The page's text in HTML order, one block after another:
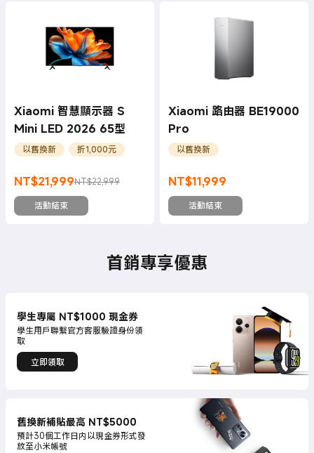
Xiaomi 智慧顯示器 S
Mini LED 2026 65型
以舊換新 折1,000元
NT$21,999
現價 NT$21999NT$22,999
銷售價格 NT$22,999
活動結束
Xiaomi 路由器 BE19000
Pro
以舊換新
NT$11,999
現價 NT$11999
活動結束
首銷專享優惠
學生專屬 NT$1000 現金券
學生用戶聯繫官方客服驗證身份領
取
立即領取
舊換新補貼最高 NT$5000
預計30個工作日内以現金券形式發
放至小米帳號